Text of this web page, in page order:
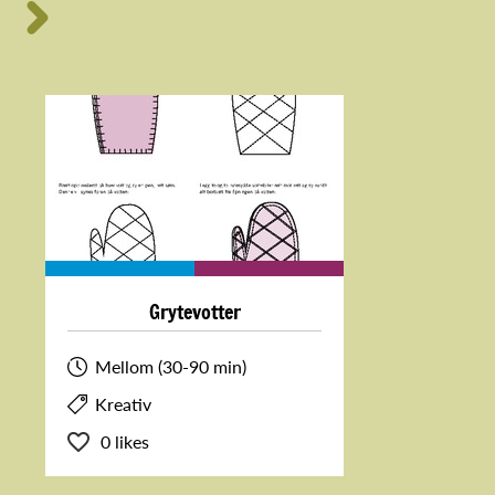
Grytevotter
Mellom (30-90 min)
Kreativ
0 likes